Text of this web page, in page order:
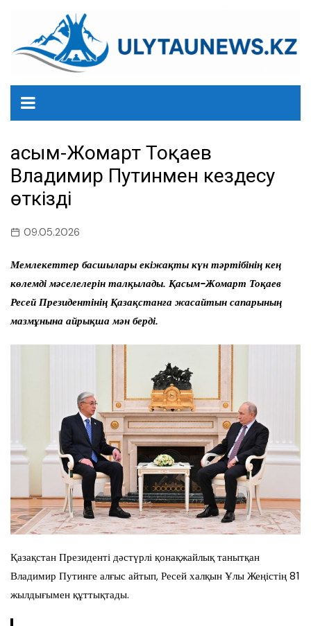
содержанию
Қасым-Жомарт Тоқаев
Владимир Путинмен кездесу
өткізді
09.05.2026
Мемлекеттер басшылары екіжақты күн тәртібінің кең
көлемді мәселелерін талқылады. Қасым-Жомарт Тоқаев
Ресей Президентінің Қазақстанға жасайтын сапарының
мазмұнына айрықша мән берді.
Қазақстан Президенті дәстүрлі қонақжайлық танытқан
Владимир Путинге алғыс айтып, Ресей халқын Ұлы Жеңістің 81
жылдығымен құттықтады.